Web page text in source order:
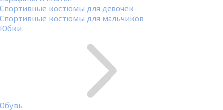
Спортивные костюмы для девочек
Спортивные костюмы для мальчиков
Юбки
Обувь